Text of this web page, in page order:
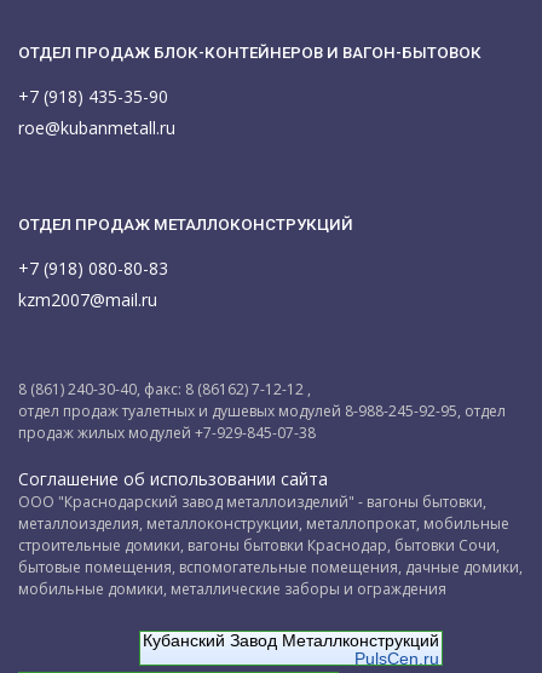
ОТДЕЛ ПРОДАЖ БЛОК-КОНТЕЙНЕРОВ И ВАГОН-БЫТОВОК
+7 (918) 435-35-90
roe@kubanmetall.ru
ОТДЕЛ ПРОДАЖ МЕТАЛЛОКОНСТРУКЦИЙ
+7 (918) 080-80-83
kzm2007@mail.ru
8 (861) 240-30-40, факс: 8 (86162) 7-12-12 ,
отдел продаж туалетных и душевых модулей 8-988-245-92-95, отдел
продаж жилых модулей +7-929-845-07-38
Соглашение об использовании сайта
ООО "Краснодарский завод металлоизделий" - вагоны бытовки,
металлоизделия, металлоконструкции, металлопрокат, мобильные
строительные домики, вагоны бытовки Краснодар, бытовки Сочи,
бытовые помещения, вспомогательные помещения, дачные домики,
мобильные домики, металлические заборы и ограждения
Кубанский Завод Металлконструкций
PulsCen.ru